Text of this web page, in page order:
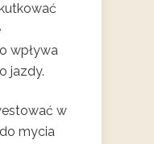
wpływa
jazdy.
w
mycia